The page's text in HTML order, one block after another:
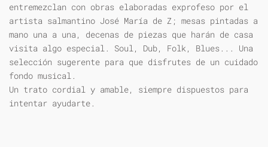
entremezclan con obras elaboradas exprofeso por el
artista salmantino José María de Z; mesas pintadas a
mano una a una, decenas de piezas que harán de casa
visita algo especial. Soul, Dub, Folk, Blues... Una
selección sugerente para que disfrutes de un cuidado
fondo musical.
Un trato cordial y amable, siempre dispuestos para
intentar ayudarte.